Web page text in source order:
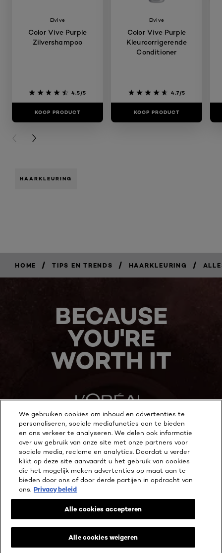
Elvive
Color Vive Purple
Zilvershampoo
4.5/5
KOOP PRODUCT
Elvive
Color Vive Purple
Kleurcorrigerende
Conditioner
4.7/5
KOOP PRODUCT
PREVIOUS CARD
NEXT CARD
HAARKLEURING
HOME / TIPS EN TRENDS / HAARKLEURING /
BECAUSE
YOU'RE
WORTH IT
MEER ONTDEKKEN
ADDRESS
Facebook
YouTube
We gebruiken cookies om inhoud en advertenties te
personaliseren, sociale mediafuncties aan te bieden
en ons verkeer te analyseren. We delen ook informatie
over uw gebruik van onze site met onze partners voor
sociale media, reclame en analytics. Doordat u verder
klikt op deze site aanvaardt u het gebruik van cookies
die het mogelijk maken advertenties op maat aan te
bieden door ons of door derde partijen in opdracht van
ons. Privacy beleid
Alle cookies weigeren
Alle cookies accepteren